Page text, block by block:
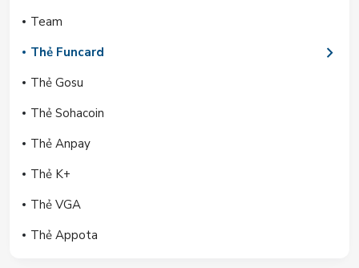
Team
Thẻ Funcard
Thẻ Gosu
Thẻ Sohacoin
Thẻ Anpay
Thẻ K+
Thẻ VGA
Thẻ Appota